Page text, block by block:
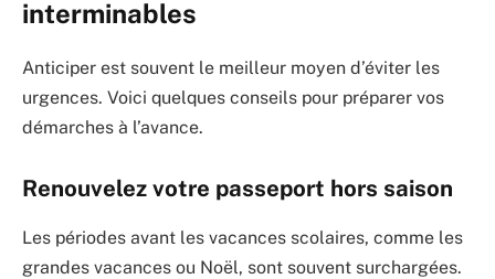
interminables
Anticiper est souvent le meilleur moyen d’éviter les
urgences. Voici quelques conseils pour préparer vos
démarches à l’avance.
Renouvelez votre passeport hors saison
Les périodes avant les vacances scolaires, comme les
grandes vacances ou Noël, sont souvent surchargées.